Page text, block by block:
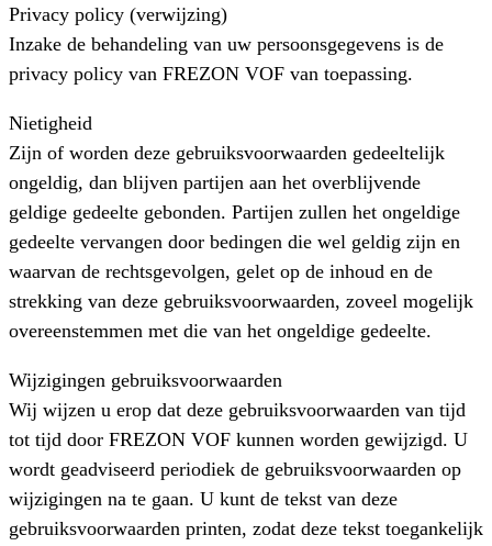
Privacy policy (verwijzing)
Inzake de behandeling van uw persoonsgegevens is de
privacy policy van FREZON VOF van toepassing.
Nietigheid
Zijn of worden deze gebruiksvoorwaarden gedeeltelijk
ongeldig, dan blijven partijen aan het overblijvende
geldige gedeelte gebonden. Partijen zullen het ongeldige
gedeelte vervangen door bedingen die wel geldig zijn en
waarvan de rechtsgevolgen, gelet op de inhoud en de
strekking van deze gebruiksvoorwaarden, zoveel mogelijk
overeenstemmen met die van het ongeldige gedeelte.
Wijzigingen gebruiksvoorwaarden
Wij wijzen u erop dat deze gebruiksvoorwaarden van tijd
tot tijd door FREZON VOF kunnen worden gewijzigd. U
wordt geadviseerd periodiek de gebruiksvoorwaarden op
wijzigingen na te gaan. U kunt de tekst van deze
gebruiksvoorwaarden printen, zodat deze tekst toegankelijk